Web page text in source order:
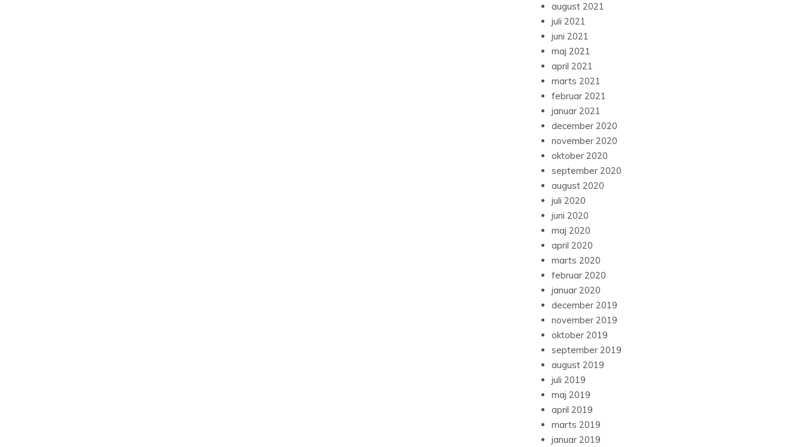
august 2021
juli 2021
juni 2021
maj 2021
april 2021
marts 2021
februar 2021
januar 2021
december 2020
november 2020
oktober 2020
september 2020
august 2020
juli 2020
juni 2020
maj 2020
april 2020
marts 2020
februar 2020
januar 2020
december 2019
november 2019
oktober 2019
september 2019
august 2019
juli 2019
maj 2019
april 2019
marts 2019
januar 2019